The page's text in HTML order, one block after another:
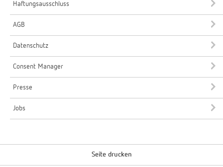
Haftungsausschluss
AGB
Datenschutz
Consent Manager
Presse
Jobs
Seite drucken